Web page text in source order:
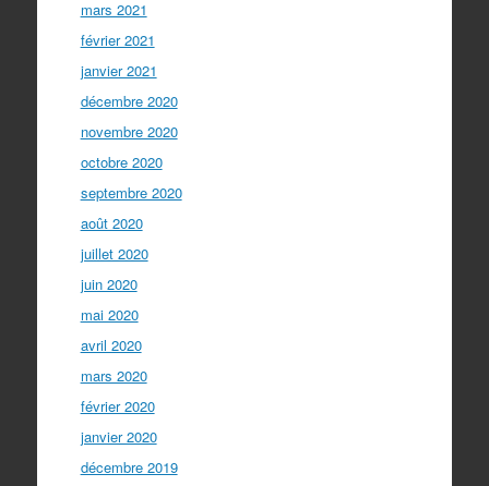
mars 2021
février 2021
janvier 2021
décembre 2020
novembre 2020
octobre 2020
septembre 2020
août 2020
juillet 2020
juin 2020
mai 2020
avril 2020
mars 2020
février 2020
janvier 2020
décembre 2019